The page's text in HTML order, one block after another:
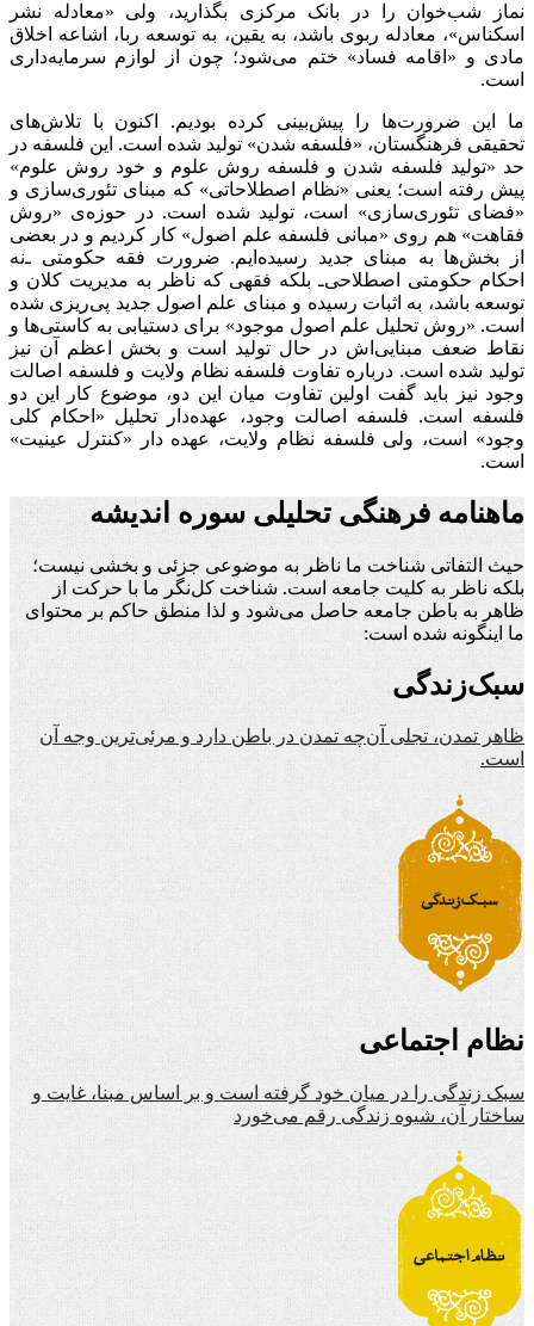
نماز شب‌خوان را در بانک مرکزی بگذارید، ولی «معادله نشر
اسکناس»، معادله ربوی باشد، به یقین، به توسعه ربا، اشاعه اخلاق
مادی و «اقامه فساد» ختم می‌شود؛ چون از لوازم سرمایه‌داری
است.
ما این ضرورت‌ها را پیش‌بینی کرده بودیم. اکنون با تلاش‌های
تحقیقی فرهنگستان، «فلسفه شدن» تولید شده است. این فلسفه در
حد «تولید فلسفه شدن و فلسفه روش علوم و خود روش علوم»
پیش رفته است؛ یعنی «نظام اصطلاحاتی» که مبنای تئوری‌سازی و
«فضای تئوری‌سازی» است، تولید شده است. در حوزه‌ی «روش
فقاهت» هم روی «مبانی فلسفه علم اصول» کار کردیم و در بعضی
از بخش‌ها به مبنای جدید رسیده‌ایم. ضرورت فقه حکومتی ـ‌نه
احکام حکومتی اصطلاحی‌ـ بلکه فقهی که ناظر به مدیریت کلان و
توسعه باشد، به اثبات رسیده و مبنای علم اصول جدید پی‌ریزی شده
است. «روش تحلیل علم اصول موجود» برای دستیابی به کاستی‌ها و
نقاط ضعف مبنایی‌اش در حال تولید است و بخش اعظم آن نیز
تولید شده است. درباره تفاوت فلسفه نظام ولایت و فلسفه اصالت
وجود نیز باید گفت اولین تفاوت میان این دو، موضوع کار این دو
فلسفه است. فلسفه اصالت وجود، عهده‌دار تحلیل «احکام کلی
وجود» است، ولی فلسفه نظام ولایت، عهده دار «کنترل عینیت»
است.
ماهنامه فرهنگی تحلیلی سوره اندیشه
حیث التفاتی شناخت ما ناظر به موضوعی جزئی و بخشی نیست؛
بلکه ناظر به کلیت جامعه است. شناخت کل‌نگر ما با حرکت از
ظاهر به باطن جامعه حاصل می‌شود و لذا منطق حاکم بر محتوای
ما اینگونه شده است:
سبک‌زندگی
ظاهر تمدن، تجلی آن‌چه تمدن در باطن دارد و مرئی‌ترین وجه آن
است.
نظام اجتماعی
سبک زندگی را در میان خود گرفته است و بر اساس مبنا، غایت و
ساختار آن، شیوه زندگی رقم می‌خورد